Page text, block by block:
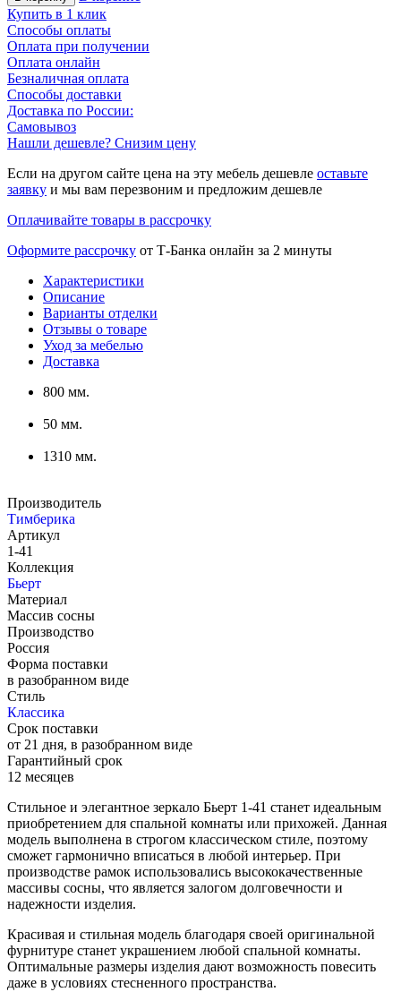
Купить в 1 клик
Способы оплаты
Оплата при получении
Оплата онлайн
Безналичная оплата
Способы доставки
Доставка по России:
Самовывоз
Нашли дешевле? Снизим цену
Если на другом сайте цена на эту мебель дешевле оставьте
заявку и мы вам перезвоним и предложим дешевле
Оплачивайте товары в рассрочку
Оформите рассрочку от Т-Банка онлайн за 2 минуты
Характеристики
Описание
Варианты отделки
Отзывы о товаре
Уход за мебелью
Доставка
800 мм.
50 мм.
1310 мм.
Производитель
Тимберика
Артикул
1-41
Коллекция
Бьерт
Материал
Массив сосны
Производство
Россия
Форма поставки
в разобранном виде
Стиль
Классика
Срок поставки
от 21 дня, в разобранном виде
Гарантийный срок
12 месяцев
Стильное и элегантное зеркало Бьерт 1-41 станет идеальным
приобретением для спальной комнаты или прихожей. Данная
модель выполнена в строгом классическом стиле, поэтому
сможет гармонично вписаться в любой интерьер. При
производстве рамок использовались высококачественные
массивы сосны, что является залогом долговечности и
надежности изделия.
Красивая и стильная модель благодаря своей оригинальной
фурнитуре станет украшением любой спальной комнаты.
Оптимальные размеры изделия дают возможность повесить
даже в условиях стесненного пространства.